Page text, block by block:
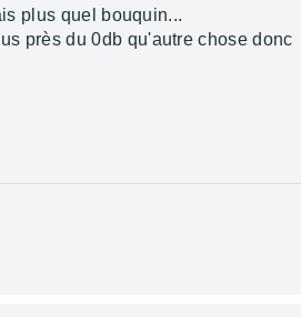
plus quel bouquin...
près du 0db qu'autre chose donc